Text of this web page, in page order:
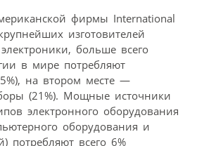
фирмы International
изготовителей
больше всего
в мире потребляют
на втором месте —
(21%). Мощные источники
электронного оборудования
оборудования и
потребляют всего 6%